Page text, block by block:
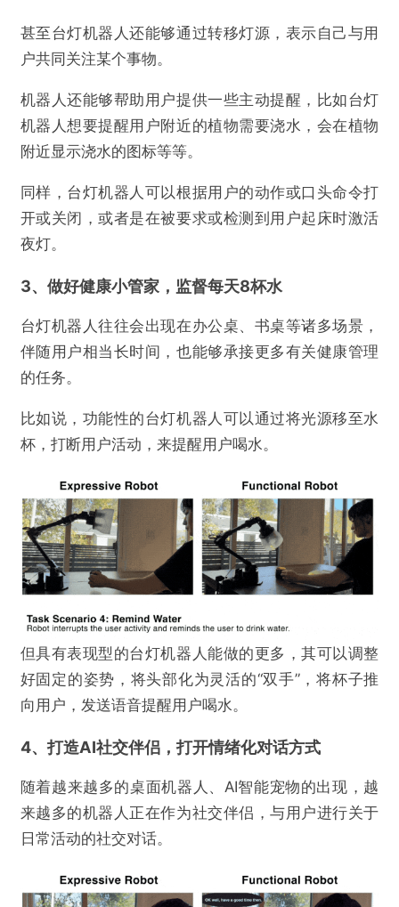
甚至台灯机器人还能够通过转移灯源，表示自己与用
户共同关注某个事物。
机器人还能够帮助用户提供一些主动提醒，比如台灯
机器人想要提醒用户附近的植物需要浇水，会在植物
附近显示浇水的图标等等。
同样，台灯机器人可以根据用户的动作或口头命令打
开或关闭，或者是在被要求或检测到用户起床时激活
夜灯。
3、做好健康小管家，监督每天8杯水
台灯机器人往往会出现在办公桌、书桌等诸多场景，
伴随用户相当长时间，也能够承接更多有关健康管理
的任务。
比如说，功能性的台灯机器人可以通过将光源移至水
杯，打断用户活动，来提醒用户喝水。
但具有表现型的台灯机器人能做的更多，其可以调整
好固定的姿势，将头部化为灵活的“双手”，将杯子推
向用户，发送语音提醒用户喝水。
4、打造AI社交伴侣，打开情绪化对话方式
随着越来越多的桌面机器人、AI智能宠物的出现，越
来越多的机器人正在作为社交伴侣，与用户进行关于
日常活动的社交对话。